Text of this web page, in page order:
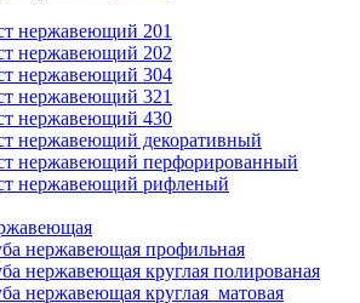
нержавеющий 201
нержавеющий 202
нержавеющий 304
нержавеющий 321
нержавеющий 430
нержавеющий декоративный
нержавеющий перфорированный
нержавеющий рифленый
нержавеющая профильная
нержавеющая круглая полированая
нержавеющая круглая матовая